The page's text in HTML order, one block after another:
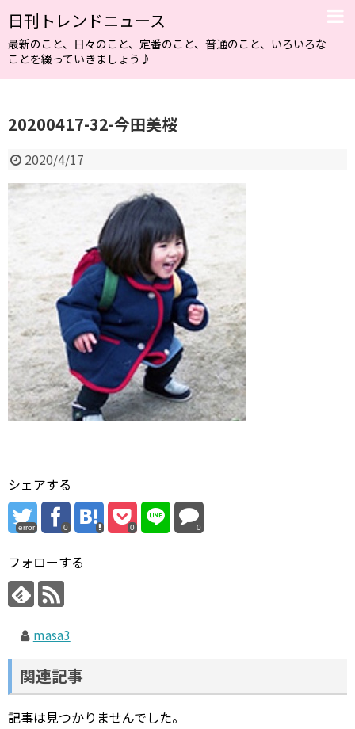
日刊トレンドニュース
最新のこと、日々のこと、定番のこと、普通のこと、いろいろな
ことを綴っていきましょう♪
20200417-32-今田美桜
2020/4/17
シェアする
error 0 0 0
フォローする
masa3
関連記事
記事は見つかりませんでした。